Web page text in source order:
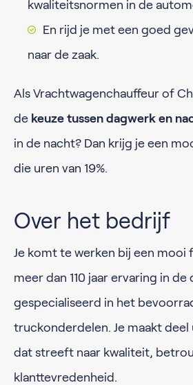
kwaliteitsnormen in de
En rijd je met een goed
naar de zaak.
Als Vrachtwagenchauffeur of
de keuze tussen dagwerk en
in de nacht? Dan krijg je een
die uren van 19%.
Over het bedrijf
Je komt te werken bij een
meer dan 110 jaar ervaring in
gespecialiseerd in het
truckonderdelen. Je maakt deel
dat streeft naar kwaliteit,
klanttevredenheid.